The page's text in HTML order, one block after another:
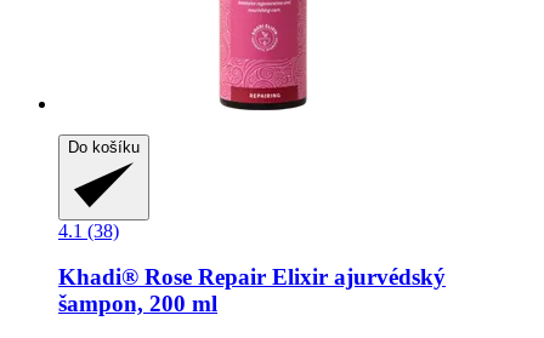
Do košíku
4.1 (38)
Khadi® Rose Repair Elixir ajurvédský
šampon, 200 ml